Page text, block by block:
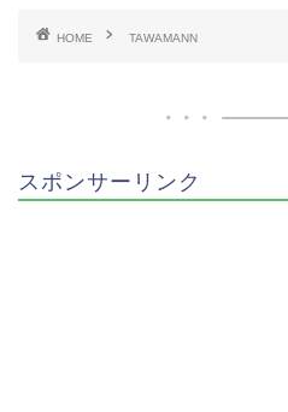
c
o
tt ai
HOME TAWAMANN
スポンサーリンク